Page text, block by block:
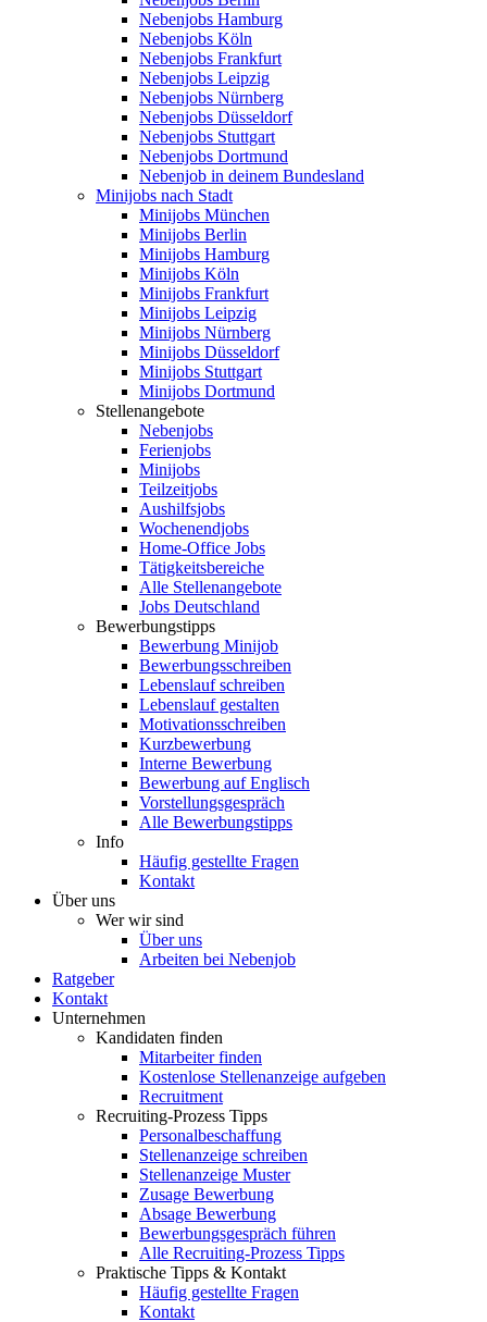
Nebenjobs Hamburg
Nebenjobs Köln
Nebenjobs Frankfurt
Nebenjobs Leipzig
Nebenjobs Nürnberg
Nebenjobs Düsseldorf
Nebenjobs Stuttgart
Nebenjobs Dortmund
Nebenjob in deinem Bundesland
Minijobs nach Stadt
Minijobs München
Minijobs Berlin
Minijobs Hamburg
Minijobs Köln
Minijobs Frankfurt
Minijobs Leipzig
Minijobs Nürnberg
Minijobs Düsseldorf
Minijobs Stuttgart
Minijobs Dortmund
Stellenangebote
Nebenjobs
Ferienjobs
Minijobs
Teilzeitjobs
Aushilfsjobs
Wochenendjobs
Home-Office Jobs
Tätigkeitsbereiche
Alle Stellenangebote
Jobs Deutschland
Bewerbungstipps
Bewerbung Minijob
Bewerbungsschreiben
Lebenslauf schreiben
Lebenslauf gestalten
Motivationsschreiben
Kurzbewerbung
Interne Bewerbung
Bewerbung auf Englisch
Vorstellungsgespräch
Alle Bewerbungstipps
Info
Häufig gestellte Fragen
Kontakt
Über uns
Wer wir sind
Über uns
Arbeiten bei Nebenjob
Ratgeber
Kontakt
Unternehmen
Kandidaten finden
Mitarbeiter finden
Kostenlose Stellenanzeige aufgeben
Recruitment
Recruiting-Prozess Tipps
Personalbeschaffung
Stellenanzeige schreiben
Stellenanzeige Muster
Zusage Bewerbung
Absage Bewerbung
Bewerbungsgespräch führen
Alle Recruiting-Prozess Tipps
Praktische Tipps & Kontakt
Häufig gestellte Fragen
Kontakt